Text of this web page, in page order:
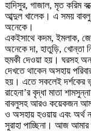
হাদিসুর, গাজাল, মৃত করিম
আব্দুল খালেক। এ সময় বাবলু
অনেকে।
একইসাথে কদম, ইমলাক,
অনেকে দা, হাতুড়ি, খোন্তা
হুমকী দেওয়া হয়। ঘরসহ
দেখতে থাকেন অসহায়
হয়। এতে সকলেই দর্শকের
রাহেনা’র বৃদ্ধা মাতা
বাবলুসহ আরও কয়েকজন
ও অসহায় হওয়ায় এবং অর্থ
সুরাহা পাচ্ছিনা। আজ আমার